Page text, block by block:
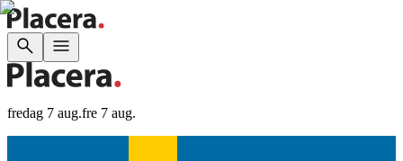
fredag 7 aug.fre 7 aug.